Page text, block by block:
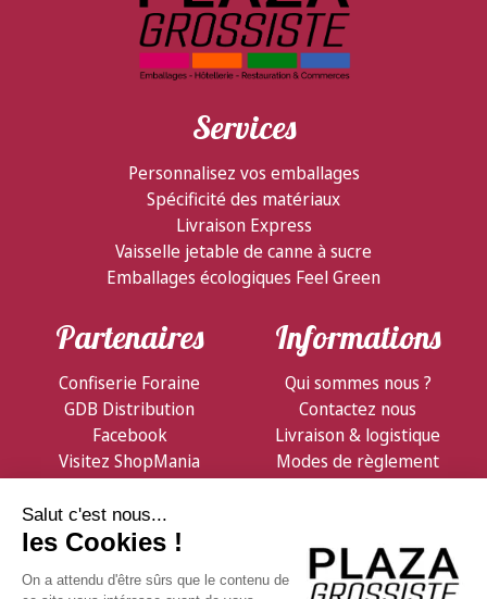
Services
Personnalisez vos emballages
Spécificité des matériaux
Livraison Express
Vaisselle jetable de canne à sucre
Emballages écologiques Feel Green
Partenaires
Confiserie Foraine
GDB Distribution
Facebook
Visitez ShopMania
Informations
Qui sommes nous ?
Contactez nous
Livraison & logistique
Modes de règlement
Notre Newsletter
Et consultez nos offres promotionnelles en avant-